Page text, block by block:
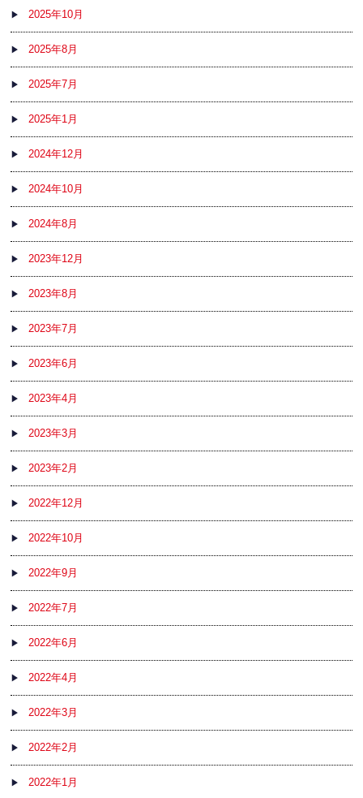
2025年10月
2025年8月
2025年7月
2025年1月
2024年12月
2024年10月
2024年8月
2023年12月
2023年8月
2023年7月
2023年6月
2023年4月
2023年3月
2023年2月
2022年12月
2022年10月
2022年9月
2022年7月
2022年6月
2022年4月
2022年3月
2022年2月
2022年1月